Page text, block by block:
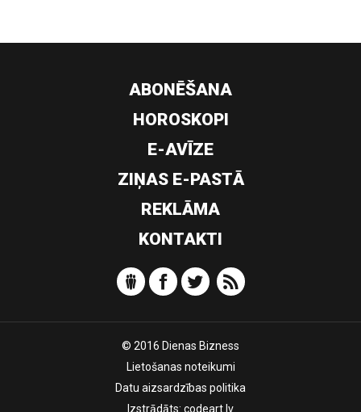
ABONĒŠANA
HOROSKOPI
E-AVĪZE
ZIŅAS E-PASTĀ
REKLĀMA
KONTAKTI
© 2016 Dienas Bizness
Lietošanas noteikumi
Datu aizsardzības politika
Izstrādāts: codeart.lv